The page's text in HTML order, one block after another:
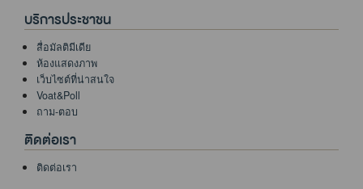
บริการประชาชน
สื่อมัลติมีเดีย
ห้องแสดงภาพ
เว็บไซต์ที่น่าสนใจ
Voat&Poll
ถาม-ตอบ
ติดต่อเรา
ติดต่อเรา